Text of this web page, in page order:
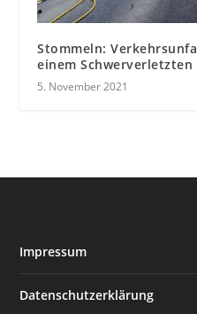
Stommeln:
einem Schwerverletzten
5. November 2021
Impressum
Datenschutzerklärung